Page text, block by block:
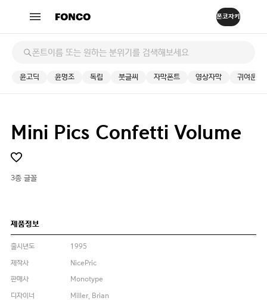
윤고딕 윤명조 독립 붓글씨 자막폰트 영상자막 귀여운
Mini Pics Confetti Volume
3종 글꼴
제품정보
출시년도
1995
제작사
NicePric
판매사
Monotype
디자이너
Miller, Brian